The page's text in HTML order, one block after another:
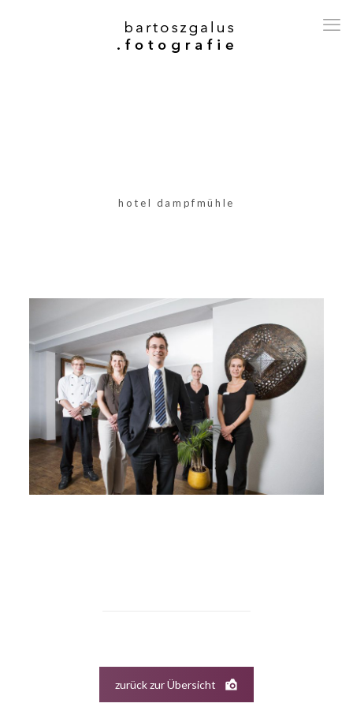
hotel dampfmühle
zurück zur Übersicht